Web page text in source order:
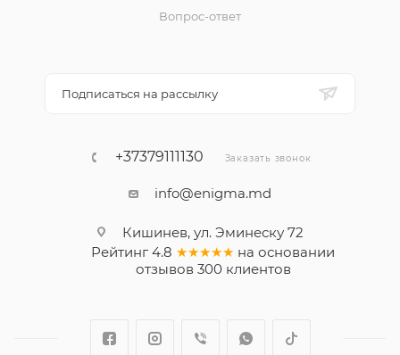
Вопрос-ответ
Подписаться на рассылку
+37379111130 Заказать звонок
info@enigma.md
Кишинев, ул. Эминеску 72
Рейтинг 4.8 ★★★★★ на основании
отзывов 300клиентов